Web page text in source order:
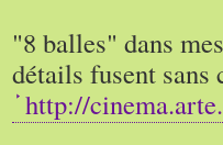
"8 balles" dans
détails fusent
http://